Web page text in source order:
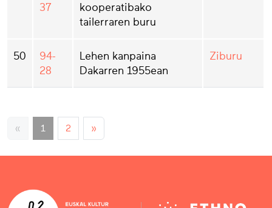
37
kooperatibako
tailerraren buru
50
94-
28
Lehen kanpaina
Dakarren 1955ean
Ziburu
« 1 2 »